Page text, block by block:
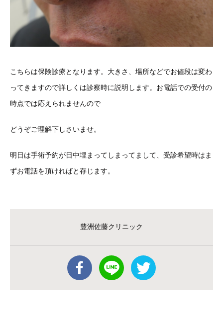
こちらは保険診療となります。大きさ、場所などでお値段は変わ
ってきますので詳しくは診察時に説明します。お電話での受付の
時点では応えられませんので
どうぞご理解下しさいませ。
明日は手術予約が日中埋まってしまってまして、受診希望時はま
ずお電話を頂ければと存じます。
豊洲佐藤クリニック